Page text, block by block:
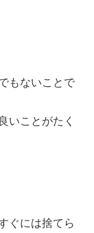
もないことで
いことがたく
ぐには捨てら